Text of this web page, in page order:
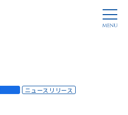
ニュースリリース